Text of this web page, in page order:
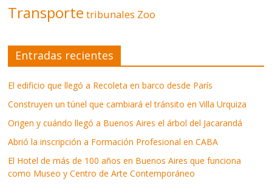
Transporte tribunales Zoo
Entradas recientes
El edificio que llegó a Recoleta en barco desde París
Construyen un túnel que cambiará el tránsito en Villa Urquiza
Origen y cuándo llegó a Buenos Aires el árbol del Jacarandá
Abrió la inscripción a Formación Profesional en CABA
El Hotel de más de 100 años en Buenos Aires que funciona
como Museo y Centro de Arte Contemporáneo